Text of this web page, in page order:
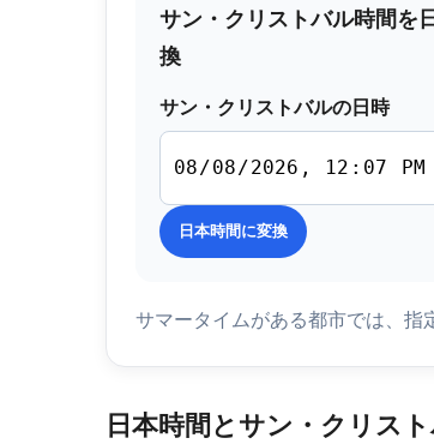
サン・クリストバル時間を
換
サン・クリストバルの日時
日本時間に変換
サマータイムがある都市では、指
日本時間とサン・クリス